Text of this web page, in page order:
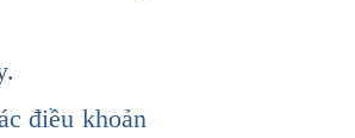
điều khoản